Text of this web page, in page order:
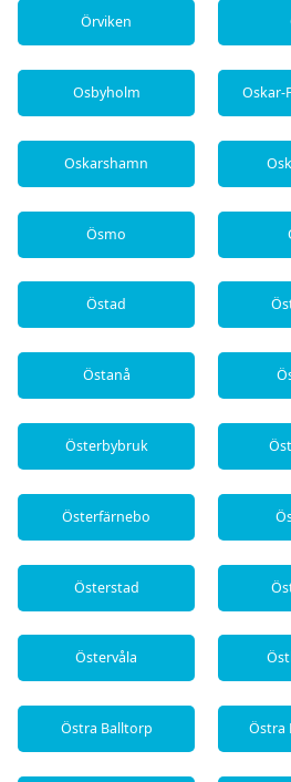
Örviken
Osbyholm Oskar-
Oskarshamn
Ösmo
Östad
Östanå
Österbybruk
Österfärnebo
Österstad
Östervåla
Östra Balltorp Östra